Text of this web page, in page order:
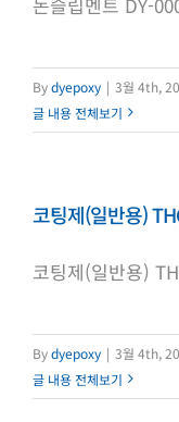
Bydyepoxy | 3월 4th,
글 내용 전체보기
코팅제(일반용)
코팅제(일반용)
Bydyepoxy | 3월 4th,
글 내용 전체보기